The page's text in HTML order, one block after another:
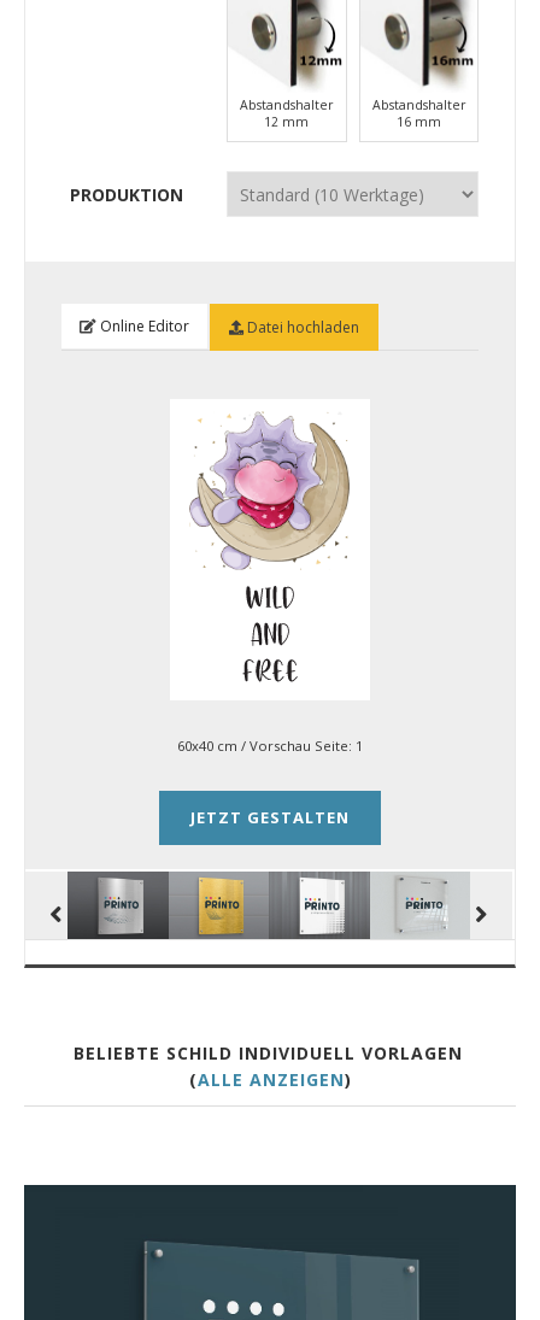
Abstandshalter
12 mm
Abstandshalter
16 mm
PRODUKTION
Online Editor Datei hochladen
60x40 cm / Vorschau Seite: 1
JETZT GESTALTEN
BELIEBTE SCHILD INDIVIDUELL VORLAGEN
(ALLE ANZEIGEN)